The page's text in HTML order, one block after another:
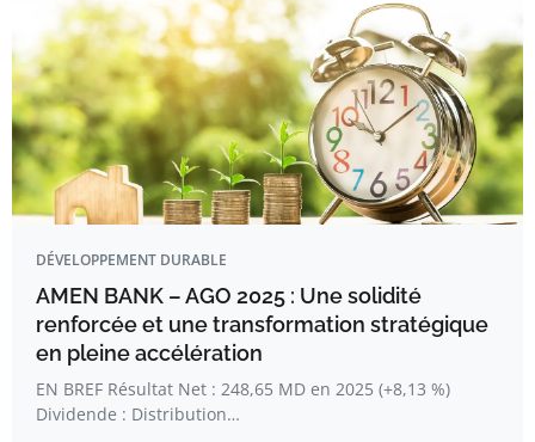
DÉVELOPPEMENT DURABLE
AMEN BANK – AGO 2025 : Une solidité
renforcée et une transformation stratégique
en pleine accélération
EN BREF Résultat Net : 248,65 MD en 2025 (+8,13 %)
Dividende : Distribution…